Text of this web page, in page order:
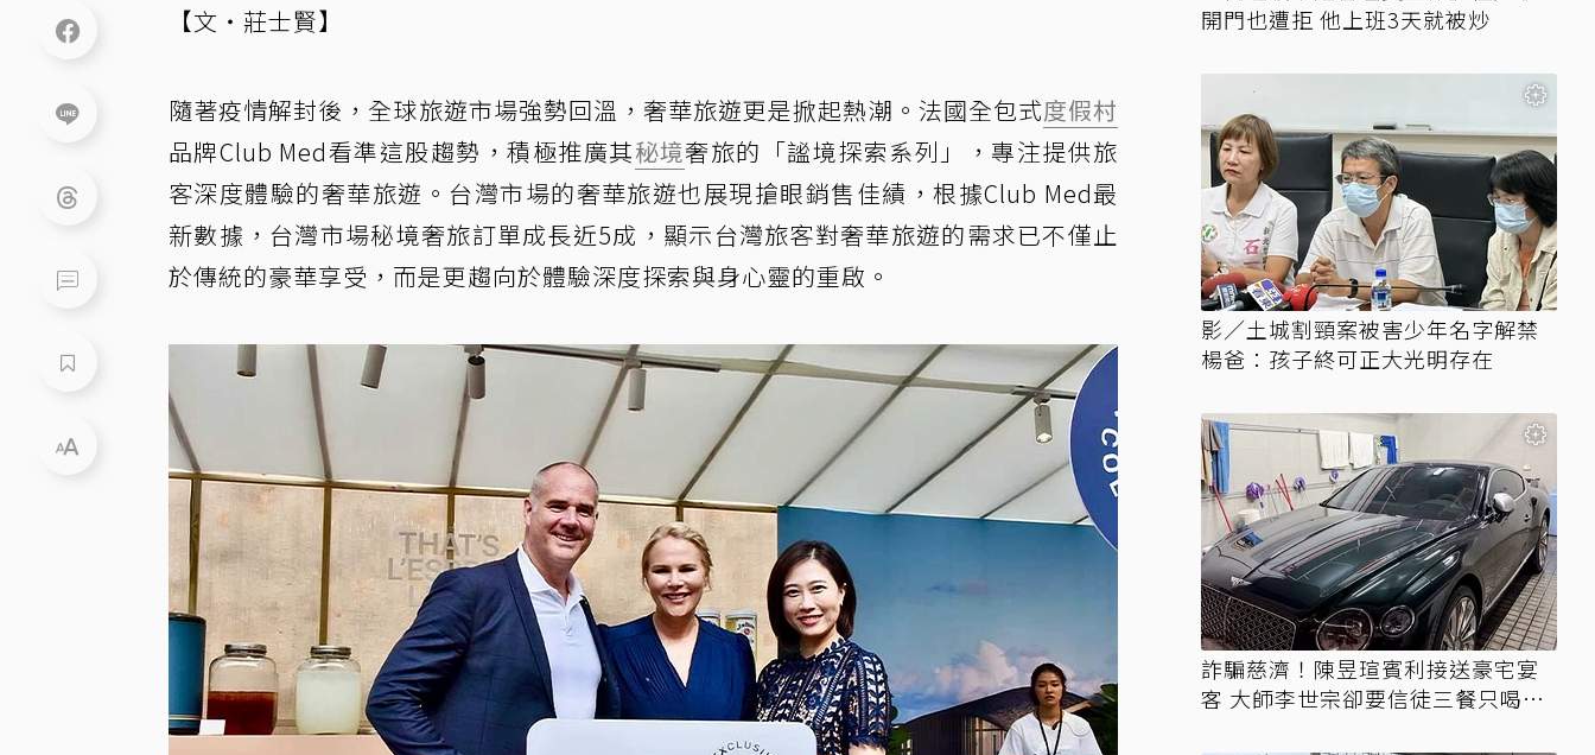
【文・莊士賢】
隨著疫情解封後，全球旅遊市場強勢回溫，奢華旅遊更是掀起熱潮。法國全包式度假村
品牌Club Med看準這股趨勢，積極推廣其秘境奢旅的「謐境探索系列」，專注提供旅
客深度體驗的奢華旅遊。台灣市場的奢華旅遊也展現搶眼銷售佳績，根據Club Med最
新數據，台灣市場秘境奢旅訂單成長近5成，顯示台灣旅客對奢華旅遊的需求已不僅止
於傳統的豪華享受，而是更趨向於體驗深度探索與身心靈的重啟。
開門也遭拒 他上班3天就被炒
影／土城割頸案被害少年名字解禁
楊爸：孩子終可正大光明存在
詐騙慈濟！陳昱瑄賓利接送豪宅宴
客 大師李世宗卻要信徒三餐只喝精